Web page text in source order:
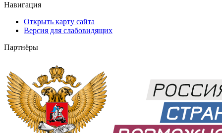
Навигация
Открыть карту сайта
Версия для слабовидящих
Партнёры